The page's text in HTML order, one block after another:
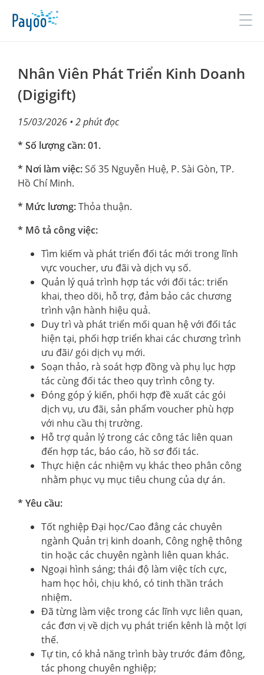
GIỚI THIỆU
SẢN PHẨM & DỊCH VỤ
TIN TỨC
Nhân Viên Phát Triển Kinh Doanh
(Digigift)
15/03/2026 • 2 phút đọc
* Số lượng cần: 01.
* Nơi làm việc:Số 35 Nguyễn Huệ, P. Sài Gòn, TP.
Hồ Chí Minh.
* Mức lương:Thỏa thuận.
* Mô tả công việc:
Tìm kiếm và phát triển đối tác mới trong lĩnh
vực voucher, ưu đãi và dịch vụ số.
Quản lý quá trình hợp tác với đối tác: triển
khai, theo dõi, hỗ trợ, đảm bảo các chương
trình vận hành hiệu quả.
Duy trì và phát triển mối quan hệ với đối tác
hiện tại, phối hợp triển khai các chương trình
ưu đãi/ gói dịch vụ mới.
Soạn thảo, rà soát hợp đồng và phụ lục hợp
tác cùng đối tác theo quy trình công ty.
Đóng góp ý kiến, phối hợp đề xuất các gói
dịch vụ, ưu đãi, sản phẩm voucher phù hợp
với nhu cầu thị trường.
Hỗ trợ quản lý trong các công tác liên quan
đến hợp tác, báo cáo, hồ sơ đối tác.
Thực hiện các nhiệm vụ khác theo phân công
nhằm phục vụ mục tiêu chung của dự án.
* Yêu cầu:
Tốt nghiệp Đại học/Cao đẳng các chuyên
ngành Quản trị kinh doanh, Công nghệ thông
tin hoặc các chuyên ngành liên quan khác.
Ngoại hình sáng; thái độ làm việc tích cực,
ham học hỏi, chịu khó, có tinh thần trách
nhiệm.
Đã từng làm việc trong các lĩnh vực liên quan,
các đơn vị về dịch vụ phát triển kênh là một lợi
thế.
Tự tin, có khả năng trình bày trước đám đông,
tác phong chuyên nghiệp;